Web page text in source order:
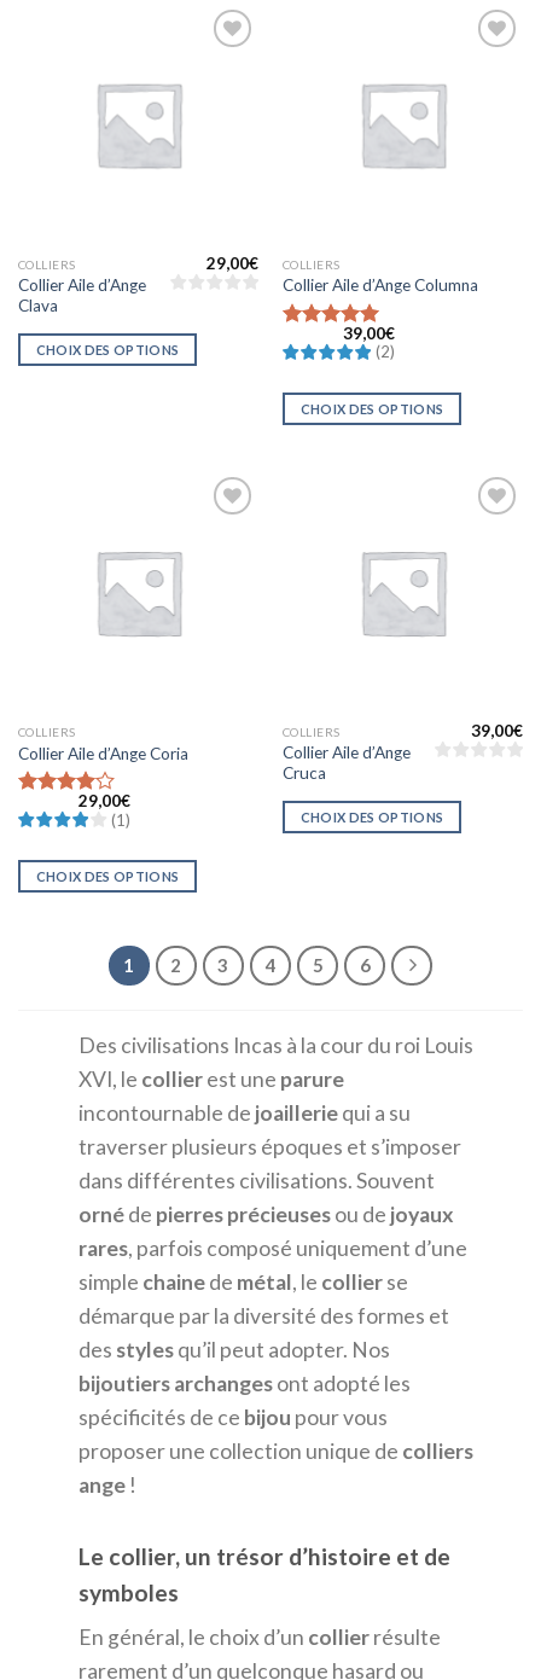
COLLIERS
Collier Aile d’Ange
Clava
29,00€
CHOIX DES OPTIONS
COLLIERS
Collier Aile d’Ange Columna
Note 5sur
5
39,00€
(2)
CHOIX DES OPTIONS
COLLIERS
Collier Aile d’Ange Coria
Note4
sur 5
29,00€
(1)
CHOIX DES OPTIONS
COLLIERS
Collier Aile d’Ange
Cruca
39,00€
CHOIX DES OPTIONS
1 2 3 4 5 6
Des civilisations Incas à la cour du roi Louis
XVI, le collierest une parure
incontournable de joailleriequi a su
traverser plusieurs époques et s’imposer
dans différentes civilisations. Souvent
ornéde pierresprécieusesou de joyaux
rares, parfois composé uniquement d’une
simple chainede métal, le collierse
démarque par la diversité des formes et
des stylesqu’il peut adopter. Nos
bijoutiersarchangesont adopté les
spécificités de ce bijou pour vous
proposer une collection unique de colliers
ange !
Le collier, un trésor d’histoire et de
symboles
En général, le choix d’un collierrésulte
rarement d’un quelconque hasard ou